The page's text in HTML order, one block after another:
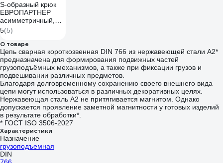
S-образный крюк
ЕВРОПАРТНЕР
асимметричный,
36х4х12х19,
нержав. сталь, 2 шт.
G2 9824 1
5(5)
О товаре
Цепь сварная короткозвенная DIN 766 из нержавеющей стали А2*
предназначена для формирования подвижных частей
грузоподъёмных механизмов, а также при фиксации грузов и
подвешивании различных предметов.
Благодаря долговременному сохранению своего внешнего вида
цепи могут использоваться в различных декоративных целях.
Нержавеющая сталь А2 не притягивается магнитом. Однако
допускается проявление заметной магнитности у готовых изделий
в результате обработки*.
* ГОСТ ISO 3506-2027
Характеристики
Назначение
грузоподъемная
DIN